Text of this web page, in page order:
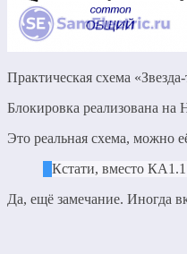
Практическая схема
Блокировка реализована на
Это реальная схема, можно
Кстати, вместо
Да, ещё замечание. Иногда